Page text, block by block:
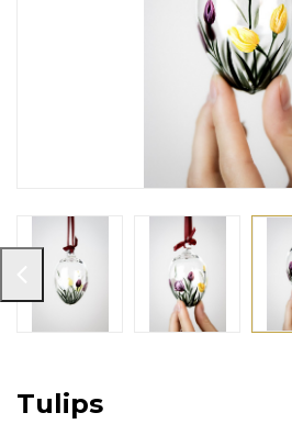
Tulips